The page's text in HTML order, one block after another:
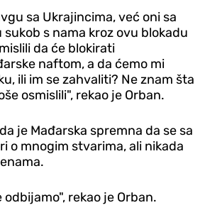
sa Ukrajincima, već oni sa
sukob s nama kroz ovu blokadu
da će blokirati
naftom, a da ćemo mi
ili im se zahvaliti? Ne znam šta
osmislili", rekao je Orban.
je Mađarska spremna da se sa
o mnogim stvarima, ali nikada
rekao je Orban.